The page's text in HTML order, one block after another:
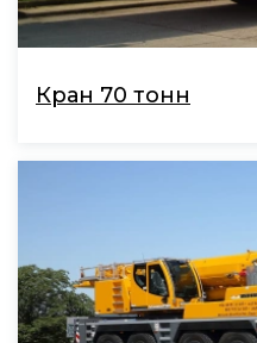
Кран 70 тонн